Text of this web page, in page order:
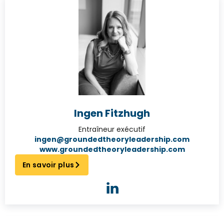
Ingen Fitzhugh
Entraîneur exécutif
ingen@groundedtheoryleadership.com
www.groundedtheoryleadership.com
En savoir plus